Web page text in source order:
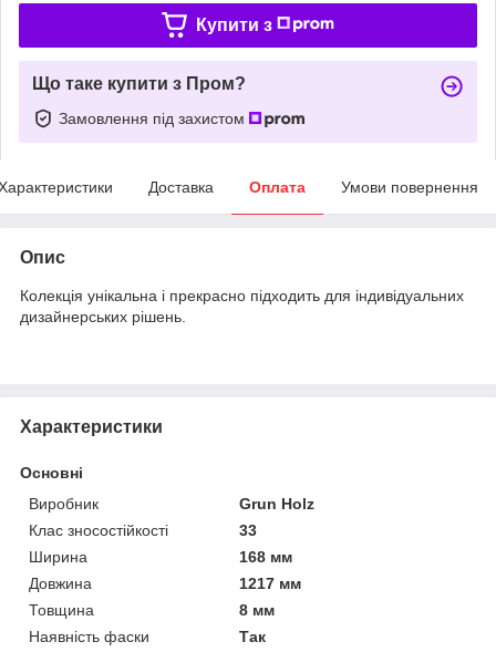
Купити з
Що таке купити з Пром?
Замовлення під захистом
Доставка Оплата Умови повернення
Опис
Колекція унікальна і прекрасно підходить для індивідуальних
дизайнерських рішень.
Характеристики
Основні
Виробник
Grun Holz
Клас зносостійкості
33
Ширина
168 мм
Довжина
1217 мм
Товщина
8 мм
Наявність фаски
Так